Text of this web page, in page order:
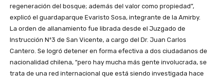
regeneración del bosque; además del valor como propiedad”,
explicó el guardaparque Evaristo Sosa, integrante de la Amirby.
La orden de allanamiento fue librada desde el Juzgado de
Instrucción Nº3 de San Vicente, a cargo del Dr. Juan Carlos
Cantero. Se logró detener en forma efectiva a dos ciudadanos de
nacionalidad chilena, “pero hay mucha más gente involucrada, se
trata de una red internacional que está siendo investigada hace